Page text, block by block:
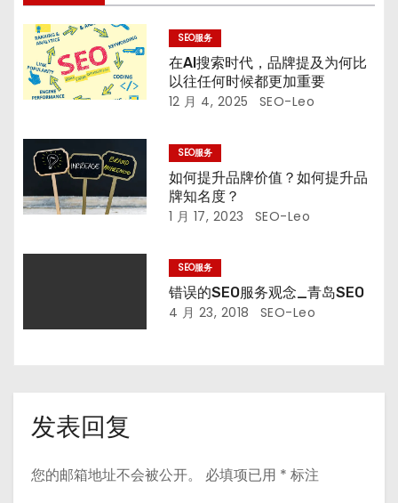
SEO服务
在AI搜索时代，品牌提及为何比
以往任何时候都更加重要
12 月 4, 2025 SEO-Leo
SEO服务
如何提升品牌价值？如何提升品
牌知名度？
1 月 17, 2023 SEO-Leo
SEO服务
错误的SEO服务观念_青岛SEO
4 月 23, 2018 SEO-Leo
发表回复
您的邮箱地址不会被公开。 必填项已用 * 标注